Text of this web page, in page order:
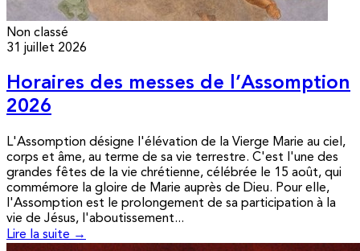
Non classé
31 juillet 2026
Horaires des messes de l’Assomption
2026
L'Assomption désigne l'élévation de la Vierge Marie au ciel,
corps et âme, au terme de sa vie terrestre. C'est l'une des
grandes fêtes de la vie chrétienne, célébrée le 15 août, qui
commémore la gloire de Marie auprès de Dieu. Pour elle,
l'Assomption est le prolongement de sa participation à la
vie de Jésus, l'aboutissement...
Lire la suite →